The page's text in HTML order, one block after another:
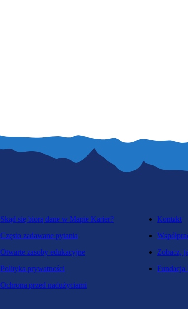
Skąd się biorą dane w Mapie Karier?
Często zadawane pytania
Otwarte zasoby edukacyjne
Polityka prywatności
Ochrona przed nadużyciami
Kontakt
Zobacz,
Fundacja